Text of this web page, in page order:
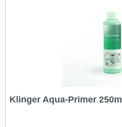
Klinger Aqua-Primer 250ml